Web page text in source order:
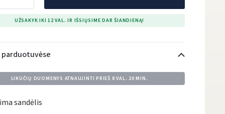
UŽSAKYK IKI 12 VAL. IR IŠSIŲSIME DAR ŠIANDIENĄ!
parduotuvėse
LIKUČIŲ DUOMENYS ATNAUJINTI PRIEŠ 8 VAL. 20 MIN.
sandėlis